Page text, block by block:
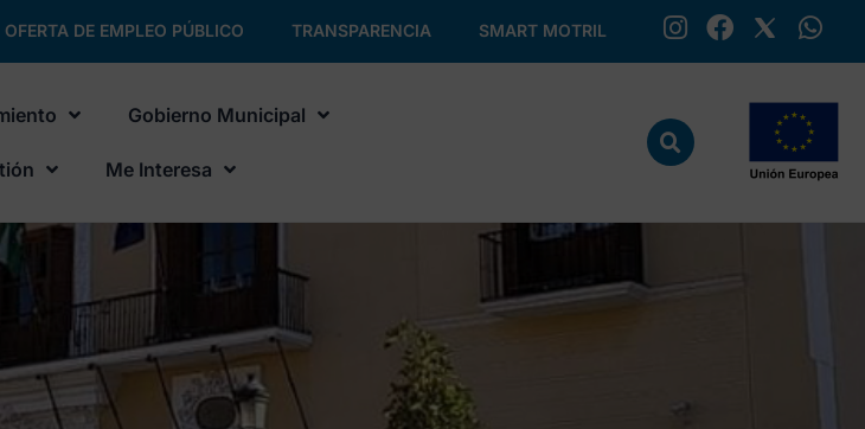
OFERTA DE EMPLEO PÚBLICO TRANSPARENCIA SMART MOTRIL
Gobierno Municipal
Me Interesa